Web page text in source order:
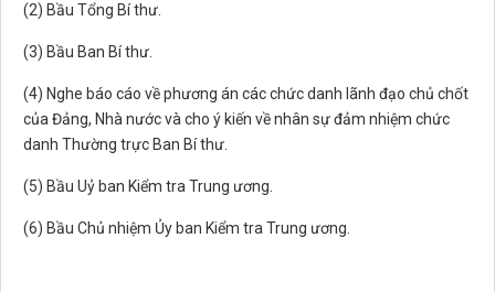
(2) Bầu Tổng Bí thư.
(3) Bầu Ban Bí thư.
(4) Nghe báo cáo về phương án các chức danh lãnh đạo chủ chốt
của Đảng, Nhà nước và cho ý kiến về nhân sự đảm nhiệm chức
danh Thường trực Ban Bí thư.
(5) Bầu Uỷ ban Kiểm tra Trung ương.
(6) Bầu Chủ nhiệm Ủy ban Kiểm tra Trung ương.